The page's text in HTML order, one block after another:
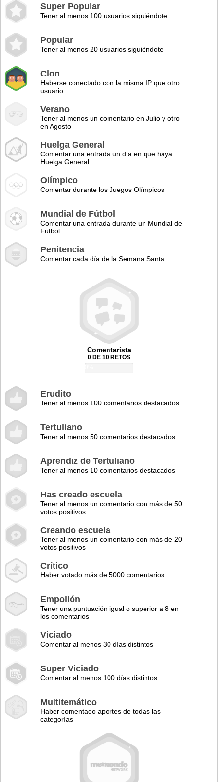
Super Popular
Tener al menos 100 usuarios siguiéndote
Popular
Tener al menos 20 usuarios siguiéndote
Clon
Haberse conectado con la misma IP que otro
usuario
Verano
Tener al menos un comentario en Julio y otro
en Agosto
Huelga General
Comentar una entrada un día en que haya
Huelga General
Olímpico
Comentar durante los Juegos Olímpicos
Mundial de Fútbol
Comentar una entrada durante un Mundial de
Fútbol
Penitencia
Comentar cada día de la Semana Santa
Comentarista
0 DE 10 RETOS
Erudito
Tener al menos 100 comentarios destacados
Tertuliano
Tener al menos 50 comentarios destacados
Aprendiz de Tertuliano
Tener al menos 10 comentarios destacados
Has creado escuela
Tener al menos un comentario con más de 50
votos positivos
Creando escuela
Tener al menos un comentario con más de 20
votos positivos
Crítico
Haber votado más de 5000 comentarios
Empollón
Tener una puntuación igual o superior a 8 en
los comentarios
Viciado
Comentar al menos 30 días distintos
Super Viciado
Comentar al menos 100 días distintos
Multitemático
Haber comentado aportes de todas las
categorías